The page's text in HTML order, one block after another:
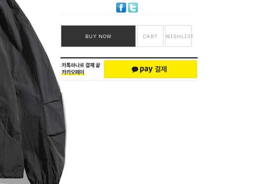
BUY NOW CART WISHLIST